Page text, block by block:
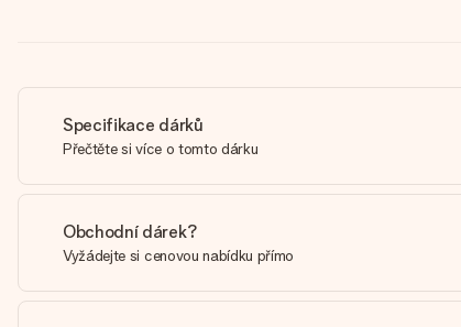
Specifikace dárků
Přečtěte si více o tomto dárku
Obchodní dárek?
Vyžádejte si cenovou nabídku přímo